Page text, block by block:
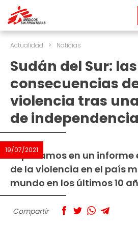
Actualidad > Noticias
Sudán del Sur: las
consecuencias
violencia tras
de independencia
19/07/2021
Repasamos en un
de la violencia en el país
mundo en los últimos 10
Compartir